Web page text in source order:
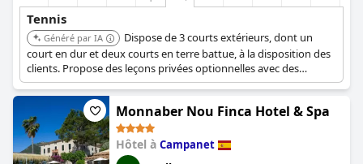
Tennis
Généré par IA
Dispose de 3 courts extérieurs, dont un
court en dur et deux courts en terre battue, à la disposition des
clients. Propose des leçons privées optionnelles avec des
entraîneurs locaux. L'hôtel dispose d'une piscine intérieure,
d'une piscine extérieure, d'un spa et de restaurants servant une
cuisine locale, offrant une expérience de vacances de tennis
détendue.
Monnaber Nou Finca Hotel & Spa
Hôtel à Campanet